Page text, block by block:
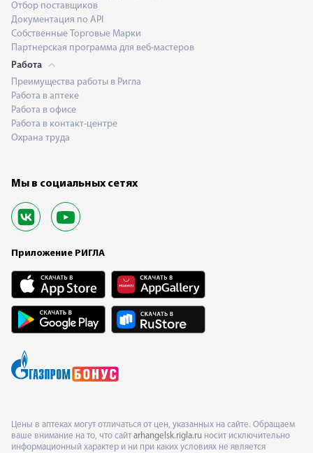
Отбор поставщиков
Документация по API
Собственные Торговые Марки
Партнерская программа для веб-мастеров
Работа
Преимущества работы в Ригла
Работа в аптеке
Работа в офисе
Работа в контакт-центре
Охрана труда
Мы в социальных сетях
Приложение РИГЛА
Цены в аптеках могут отличаться от цен, указанных на сайте. Обращаем
ваше внимание на то, что сайт arhangelsk.rigla.ru носит исключительно
информационный характер и ни при каких условиях не является